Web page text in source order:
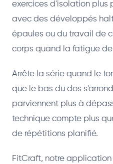
exercices d'isolation plus
avec des développés
épaules ou du travail de
corps quand la fatigue de
Arrête la série quand le
que le bas du dos
parviennent plus à
technique compte plus
de répétitions planifié.
FitCraft, notre